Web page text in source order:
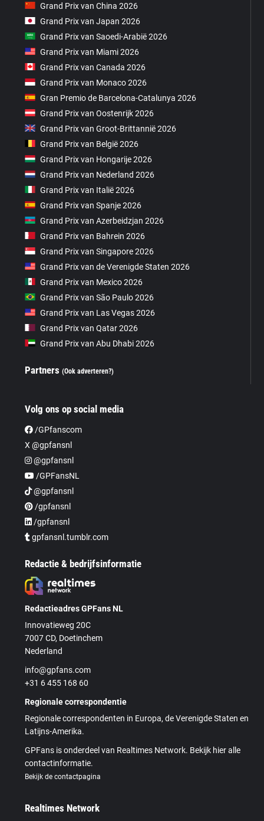
Grand Prix van China 2026
Grand Prix van Japan 2026
Grand Prix van Saoedi-Arabië 2026
Grand Prix van Miami 2026
Grand Prix van Canada 2026
Grand Prix van Monaco 2026
Gran Premio de Barcelona-Catalunya 2026
Grand Prix van Oostenrijk 2026
Grand Prix van Groot-Brittannië 2026
Grand Prix van België 2026
Grand Prix van Hongarije 2026
Grand Prix van Nederland 2026
Grand Prix van Italië 2026
Grand Prix van Spanje 2026
Grand Prix van Azerbeidzjan 2026
Grand Prix van Bahrein 2026
Grand Prix van Singapore 2026
Grand Prix van de Verenigde Staten 2026
Grand Prix van Mexico 2026
Grand Prix van São Paulo 2026
Grand Prix van Las Vegas 2026
Grand Prix van Qatar 2026
Grand Prix van Abu Dhabi 2026
Partners(Ook adverteren?)
Volg ons op social media
/GPfanscom
X @gpfansnl
@gpfansnl
/GPFansNL
@gpfansnl
/gpfansnl
/gpfansnl
gpfansnl.tumblr.com
Redactie & bedrijfsinformatie
Redactieadres GPFans NL
Innovatieweg 20C
7007 CD, Doetinchem
Nederland
info@gpfans.com
+31 6 455 168 60
Regionale correspondentie
Regionale correspondenten in Europa, de Verenigde Staten en
Latijns-Amerika.
GPFans is onderdeel van Realtimes Network. Bekijk hier alle
contactinformatie.
Bekijk de contactpagina
Realtimes Network